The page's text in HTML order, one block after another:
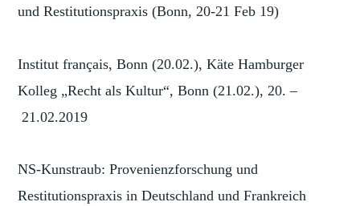
und Restitutionspraxis (Bonn, 20-21 Feb 19)
Institut français, Bonn (20.02.), Käte Hamburger
Kolleg „Recht als Kultur“, Bonn (21.02.), 20. –
21.02.2019
NS-Kunstraub: Provenienzforschung und
Restitutionspraxis in Deutschland und Frankreich